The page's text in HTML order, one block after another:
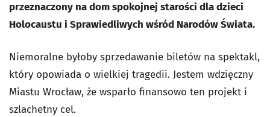
przeznaczony na dom spokojnej starości dla dzieci
Holocaustu i Sprawiedliwych wśród Narodów Świata.
Niemoralne byłoby sprzedawanie biletów na spektakl,
który opowiada o wielkiej tragedii. Jestem wdzięczny
Miastu Wrocław, że wsparło finansowo ten projekt i
szlachetny cel.